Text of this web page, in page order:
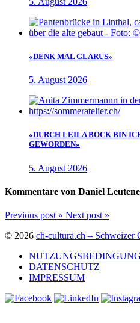
«DENK MAL GLARUS»
5. August 2026
«DURCH LEILA BOCK BIN
GEWORDEN»
5. August 2026
Kommentare von Daniel
Previous post « Next post »
© 2026 ch-cultura.ch –
DATENSCHUTZ
IMPRESSUM